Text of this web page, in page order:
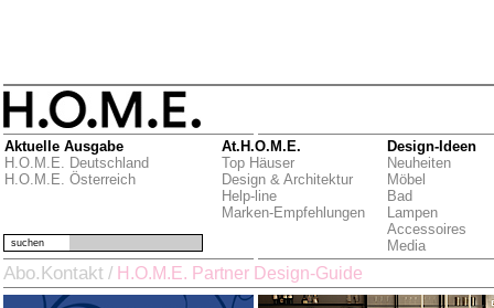
Aktuelle Ausgabe
H.O.M.E. Deutschland
H.O.M.E. Österreich
At.H.O.M.E.
Top Häuser
Design & Architektur
Help-line
Marken-Empfehlungen
Design-Ideen
Neuheiten
Möbel
Bad
Lampen
Accessoires
Media
suchen
Abo.Kontakt / H.O.M.E. Partner Design-Guide